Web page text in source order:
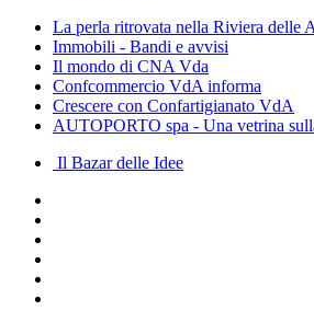
La perla ritrovata nella Riviera delle
Immobili - Bandi e avvisi
Il mondo di CNA Vda
Confcommercio VdA informa
Crescere con Confartigianato VdA
AUTOPORTO spa - Una vetrina
Il Bazar delle Idee